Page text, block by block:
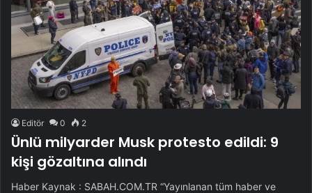
Editör 0 2
Ünlü milyarder Musk protesto edildi: 9
kişi gözaltına alındı
Haber Kaynak : SABAH.COM.TR “Yayınlanan tüm haber ve